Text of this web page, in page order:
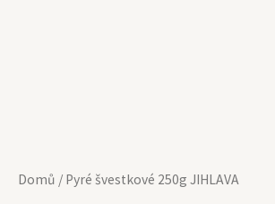
Domů / Pyré švestkové 250g JIHLAVA